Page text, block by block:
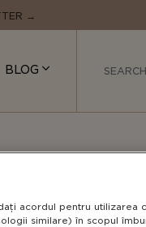
→
BLOG
acordul pentru utilizarea
similare) în scopul